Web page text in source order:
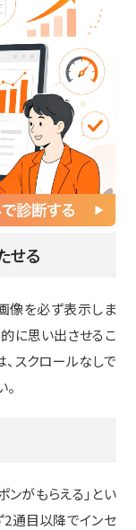
果的です。
時間・72時
購買意欲は下がり
3時間以内に届くよ
せる
像を必ず表示しま
に思い出させるこ
スクロールなしで
ンがもらえる」とい
2通目以降でインセ